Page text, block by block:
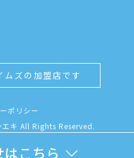
ムズの加盟店です
ポリシー
キ All Rights Reserved.
こちら